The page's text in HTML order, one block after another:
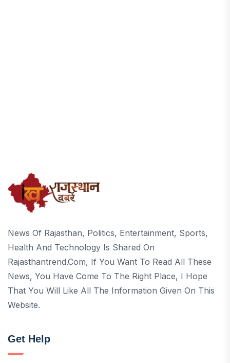
News Of Rajasthan, Politics, Entertainment, Sports,
Health And Technology Is Shared On
Rajasthantrend.com, If You Want To Read All These
News, You Have Come To The Right Place, I Hope
That You Will Like All The Information Given On This
Website.
Get Help